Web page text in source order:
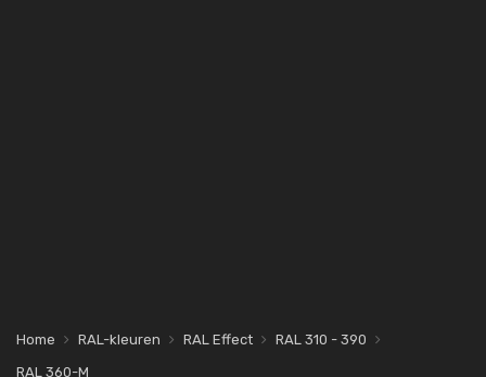
Home RAL-kleuren RAL Effect
RAL 310 - 390
RAL 360-M